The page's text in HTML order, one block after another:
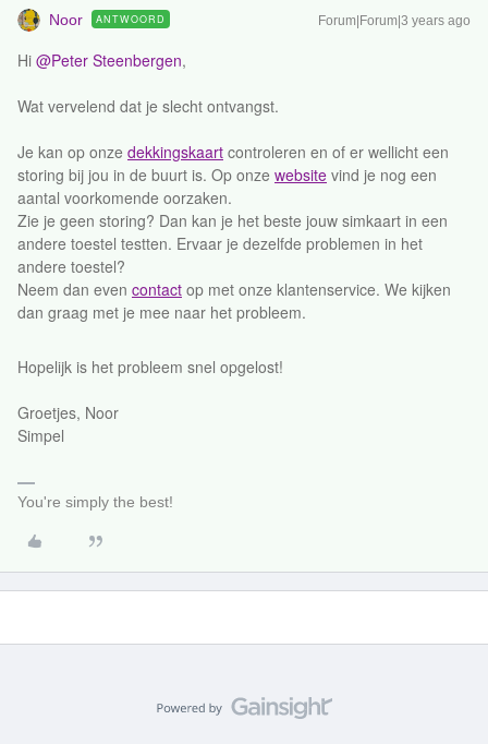
Noor ANTWOORD Forum|Forum|3 years ago
Hi @Peter Steenbergen,
Wat vervelend dat je slecht ontvangst.
Je kan op onze dekkingskaart controleren en of er wellicht een
storing bij jou in de buurt is. Op onze website vind je nog een
aantal voorkomende oorzaken.
Zie je geen storing? Dan kan je het beste jouw simkaart in een
andere toestel testten. Ervaar je dezelfde problemen in het
andere toestel?
Neem dan even contact op met onze klantenservice. We kijken
dan graag met je mee naar het probleem.
Hopelijk is het probleem snel opgelost!
Groetjes, Noor
Simpel
You're simply the best!